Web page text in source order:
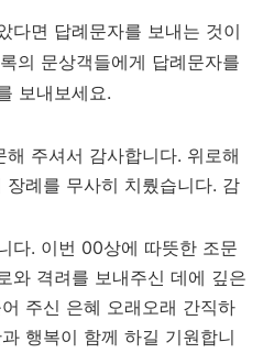
다면 답례문자를 보내는 것이
의 문상객들에게 답례문자를
보내보세요.
주셔서 감사합니다. 위로해
장례를 무사히 치뤘습니다. 감
다. 이번 00상에 따뜻한 조문
와 격려를 보내주신 데에 깊은
주신 은혜 오래오래 간직하
행복이 함께 하길 기원합니